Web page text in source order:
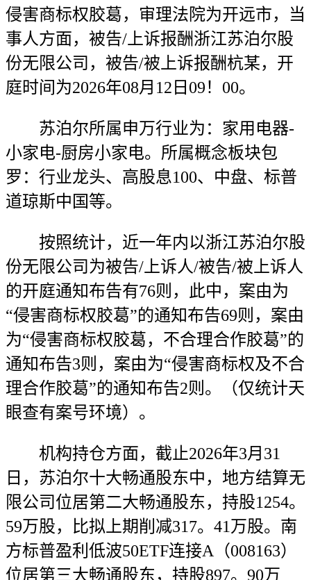
侵害商标权胶葛，审理法院为开远市，当
事人方面，被告/上诉报酬浙江苏泊尔股
份无限公司，被告/被上诉报酬杭某，开
庭时间为2026年08月12日09！00。
苏泊尔所属申万行业为：家用电器-
小家电-厨房小家电。所属概念板块包
罗：行业龙头、高股息100、中盘、标普
道琼斯中国等。
按照统计，近一年内以浙江苏泊尔股
份无限公司为被告/上诉人/被告/被上诉人
的开庭通知布告有76则，此中，案由为
“侵害商标权胶葛”的通知布告69则，案由
为“侵害商标权胶葛，不合理合作胶葛”的
通知布告3则，案由为“侵害商标权及不合
理合作胶葛”的通知布告2则。（仅统计天
眼查有案号环境）。
机构持仓方面，截止2026年3月31
日，苏泊尔十大畅通股东中，地方结算无
限公司位居第二大畅通股东，持股1254。
59万股，比拟上期削减317。41万股。南
方标普盈利低波50ETF连接A（008163）
位居第三大畅通股东，持股897。90万